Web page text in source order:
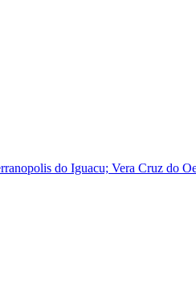
do Iguacu; Vera Cruz do